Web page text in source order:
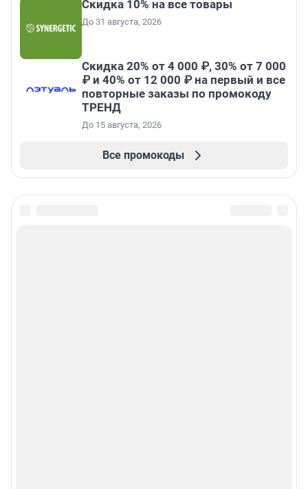
Скидка 10% на все товары
До 31 августа, 2026
Скидка 20% от 4 000 ₽, 30% от 7 000
₽ и 40% от 12 000 ₽ на первый и все
повторные заказы по промокоду
ТРЕНД
До 15 августа, 2026
Все промокоды